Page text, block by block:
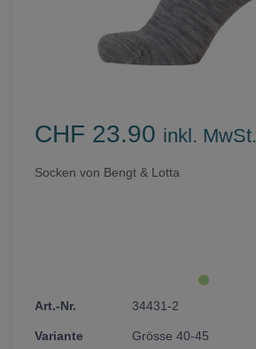
CHF 23.90 inkl. MwSt.
Socken von Bengt & Lotta
34431-2
Grösse 40-45